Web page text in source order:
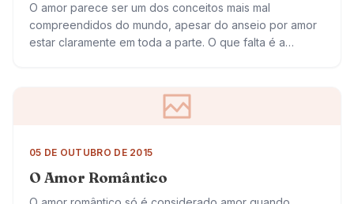
O amor parece ser um dos conceitos mais mal
compreendidos do mundo, apesar do anseio por amor
estar claramente em toda a parte. O que falta é a
05 DE OUTUBRO DE 2015
O Amor Romântico